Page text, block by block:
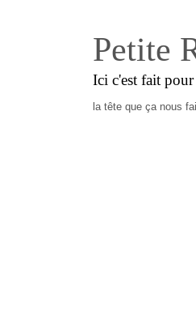
Petite
Ici c'est fait pour
la tête que ça nous